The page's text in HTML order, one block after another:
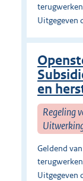
Uitgegeven
en
Regeling
Geldend
Uitgegeven